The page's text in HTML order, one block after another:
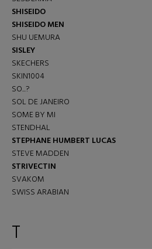
SHISEIDO
SHISEIDO MEN
SHU UEMURA
SISLEY
SKECHERS
SKIN1004
SO...?
SOL DE JANEIRO
SOME BY MI
STENDHAL
STEPHANE HUMBERT LUCAS
STEVE MADDEN
STRIVECTIN
SVAKOM
SWISS ARABIAN
T